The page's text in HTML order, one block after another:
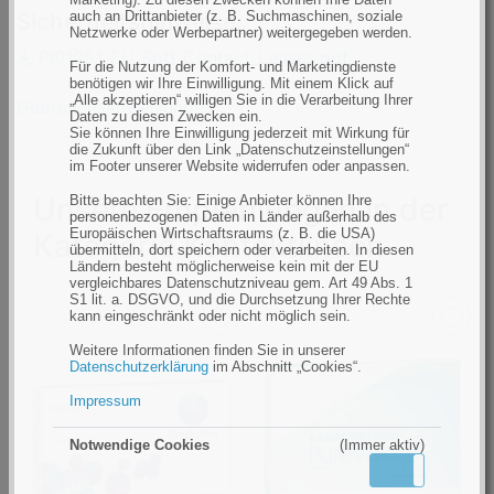
auch an Drittanbieter (z. B. Suchmaschinen, soziale
Netzwerke oder Werbepartner) weitergegeben werden.
Für die Nutzung der Komfort- und Marketingdienste
benötigen wir Ihre Einwilligung. Mit einem Klick auf
„Alle akzeptieren“ willigen Sie in die Verarbeitung Ihrer
Daten zu diesen Zwecken ein.
Sie können Ihre Einwilligung jederzeit mit Wirkung für
die Zukunft über den Link „Datenschutzeinstellungen“
im Footer unserer Website widerrufen oder anpassen.
Bitte beachten Sie: Einige Anbieter können Ihre
personenbezogenen Daten in Länder außerhalb des
Europäischen Wirtschaftsraums (z. B. die USA)
übermitteln, dort speichern oder verarbeiten. In diesen
Ländern besteht möglicherweise kein mit der EU
vergleichbares Datenschutzniveau gem. Art 49 Abs. 1
S1 lit. a. DSGVO, und die Durchsetzung Ihrer Rechte
kann eingeschränkt oder nicht möglich sein.
Weitere Informationen finden Sie in unserer
Datenschutzerklärung im Abschnitt „Cookies“.
Impressum
Notwendige Cookies (Immer aktiv)
Sicherheitshinweise:
PI01051_EU_Soft_Contact_Lenses.pdf
Gebrauchsanweisungen
Unsere Empfehlungen in der
Kategorie Kontaktlinsen